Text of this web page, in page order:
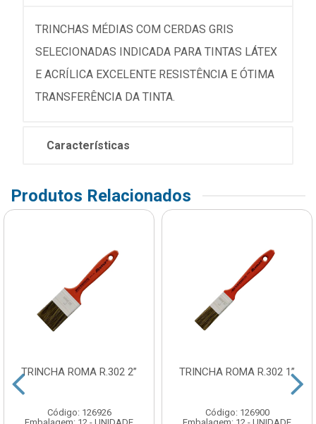
TRINCHAS MÉDIAS COM CERDAS GRIS
SELECIONADAS INDICADA PARA TINTAS LÁTEX
E ACRÍLICA EXCELENTE RESISTÊNCIA E ÓTIMA
TRANSFERÊNCIA DA TINTA.
Características
Produtos Relacionados
TRINCHA ROMA R.302 2”
Código: 126926
TRINCHA ROMA R.302 1”
Código: 126900